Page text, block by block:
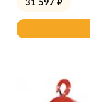
31 597 ₽